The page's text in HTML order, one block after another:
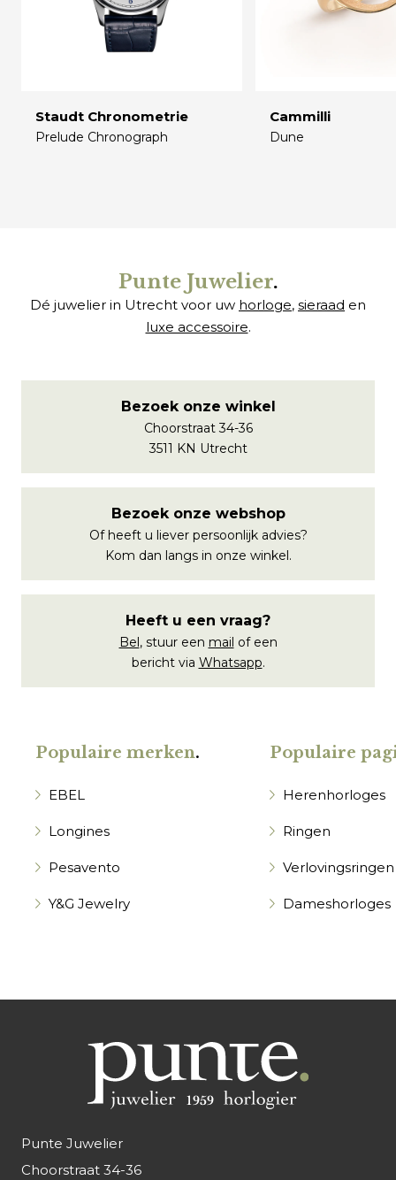
Staudt Chronometrie
Prelude Chronograph
Cammilli
Dune
Punte Juwelier.
Dé juwelier in Utrecht voor uw horloge, sieraad en
luxe accessoire.
Bezoek onze winkel
Choorstraat 34-36
3511 KN Utrecht
Bezoek onze webshop
Of heeft u liever persoonlijk advies?
Kom dan langs in onze winkel.
Heeft u een vraag?
Bel, stuur een mail of een
bericht via Whatsapp.
Populaire merken.
EBEL
Longines
Pesavento
Y&G Jewelry
Populaire
Herenhorloges
Ringen
Verlovingsringen
Dameshorloges
Punte Juwelier
Choorstraat 34-36